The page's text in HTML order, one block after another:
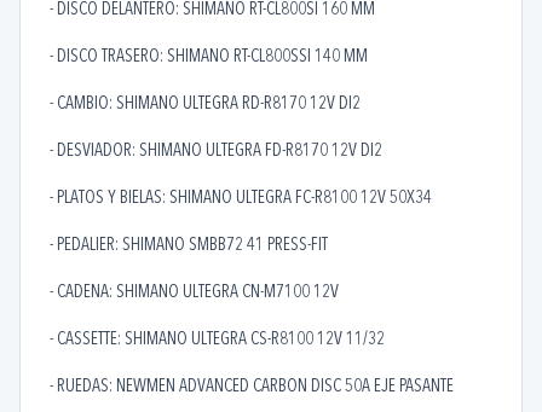
- DISCO DELANTERO: SHIMANO RT-CL800SI 160 MM
- DISCO TRASERO: SHIMANO RT-CL800SSI 140 MM
- CAMBIO: SHIMANO ULTEGRA RD-R8170 12V DI2
- DESVIADOR: SHIMANO ULTEGRA FD-R8170 12V DI2
- PLATOS Y BIELAS: SHIMANO ULTEGRA FC-R8100 12V 50X34
- PEDALIER: SHIMANO SMBB72 41 PRESS-FIT
- CADENA: SHIMANO ULTEGRA CN-M7100 12V
- CASSETTE: SHIMANO ULTEGRA CS-R8100 12V 11/32
- RUEDAS: NEWMEN ADVANCED CARBON DISC 50A EJE PASANTE